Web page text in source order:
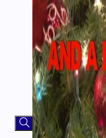
Real
Νέα